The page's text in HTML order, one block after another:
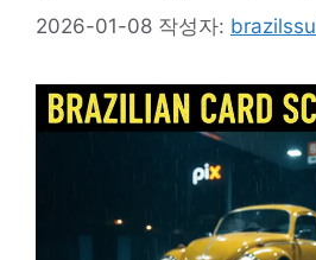
2026-01-08 작성자: